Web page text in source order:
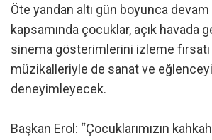
Öte yandan altı gün boyunca
kapsamında çocuklar, açık havada
sinema gösterimlerini izleme
müzikalleriyle de sanat ve
deneyimleyecek.
Başkan Erol: “Çocuklarımızın